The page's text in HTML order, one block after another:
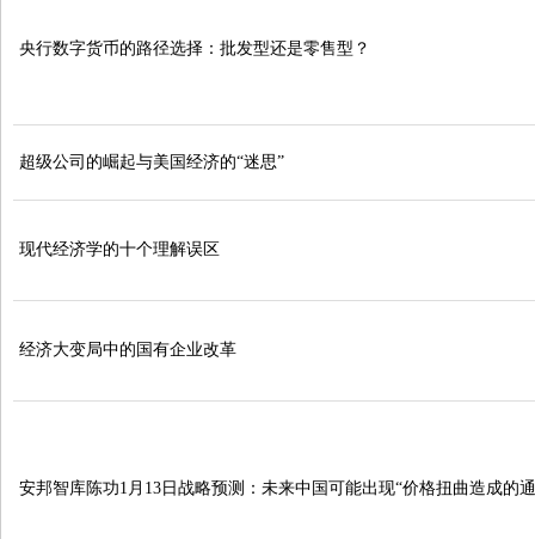
央行数字货币的路径选择：批发型还是零售型？
超级公司的崛起与美国经济的“迷思”
现代经济学的十个理解误区
经济大变局中的国有企业改革
安邦智库陈功1月13日战略预测：未来中国可能出现“价格扭曲造成的